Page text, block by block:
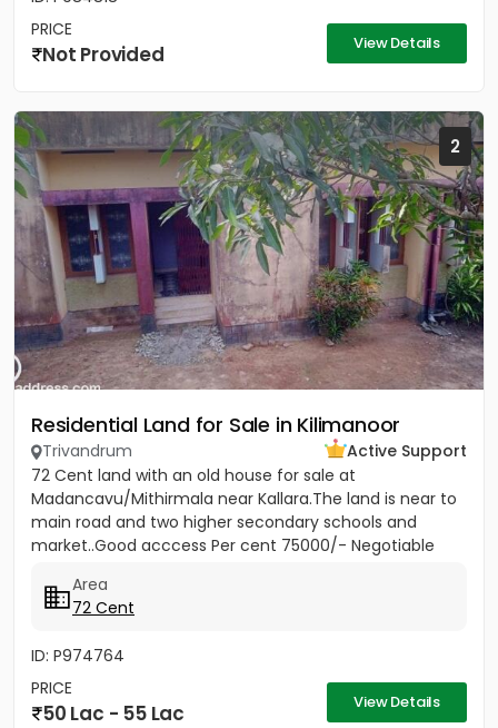
PRICE
Not Provided View Details
2
Residential Land for Sale in Kilimanoor
Trivandrum
Active Support
72 Cent land with an old house for sale at
Madancavu/Mithirmala near Kallara.The land is near to
main road and two higher secondary schools and
market..Good acccess Per cent 75000/- Negotiable
Area
72 Cent
ID: P974764
PRICE
50 Lac - 55 Lac View Details